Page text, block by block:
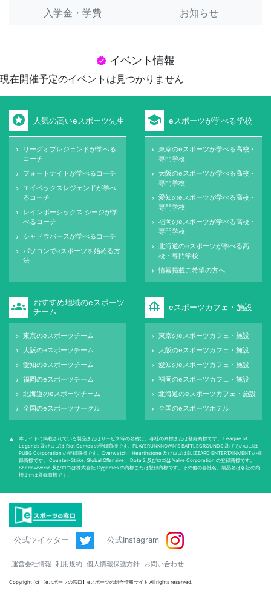
入学金・学費
お知らせ
verified イベント情報
現在開催予定のイベントは見つかりません
stars 人気の高いeスポーツ先生
keyboard_arrow_right
リーグオブレジェンドが学べる
コーチ
keyboard_arrow_right フォートナイトが学べるコーチ
keyboard_arrow_right
エイペックスレジェンドが学べ
るコーチ
keyboard_arrow_right
レインボーシックス シージが学
べるコーチ
keyboard_arrow_right シャドウバースが学べるコーチ
keyboard_arrow_right
パソコンでeスポーツを始める方
法
school eスポーツが学べる学校
keyboard_arrow_right
東京のeスポーツが学べる高校・
専門学校
keyboard_arrow_right
大阪のeスポーツが学べる高校・
専門学校
keyboard_arrow_right
愛知のeスポーツが学べる高校・
専門学校
keyboard_arrow_right
福岡のeスポーツが学べる高校・
専門学校
keyboard_arrow_right
北海道のeスポーツが学べる高
校・専門学校
keyboard_arrow_right 情報掲載ご希望の方へ
groups
おすすめ地域のeスポーツ
チーム
keyboard_arrow_right 東京のeスポーツチーム
keyboard_arrow_right 大阪のeスポーツチーム
keyboard_arrow_right 愛知のeスポーツチーム
keyboard_arrow_right 福岡のeスポーツチーム
keyboard_arrow_right 北海道のeスポーツチーム
keyboard_arrow_right 全国のeスポーツサークル
foundation eスポーツカフェ・施設
keyboard_arrow_right 東京のeスポーツカフェ・施設
keyboard_arrow_right 大阪のeスポーツカフェ・施設
keyboard_arrow_right 愛知のeスポーツカフェ・施設
keyboard_arrow_right 福岡のeスポーツカフェ・施設
keyboard_arrow_right 北海道のeスポーツカフェ・施設
keyboard_arrow_right 全国のeスポーツホテル
warning
本サイトに掲載されている製品またはサービス等の名称は、各社の商標または登録商標です。 League of
Legends 及びロゴは Riot Games の登録商標です。PLAYERUNKNOWN'S BATTLEGROUNDS 及びそのロゴは
PUBG Corporation の登録商標です。Overwatch、Hearthstone 及びロゴはBLIZZARD ENTERTAINMENT の登
録商標です。 Counter-Strike: Global Oﬀensive、 Dota 2 及びロゴは Valve Corporation の登録商標です。
Shadowverse 及びロゴは株式会社 Cygames の商標または登録商標です。その他の会社名、製品名は各社の商
標または登録商標です。
公式ツイッター 公式Instagram
運営会社情報 利用規約 個人情報保護方針 お問い合わせ
Copyright (c) 【eスポーツの窓口】eスポーツの総合情報サイト All rights reserved.